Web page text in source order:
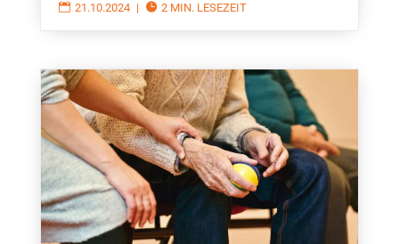
 21.10.2024 |  2 MIN. LESEZEIT